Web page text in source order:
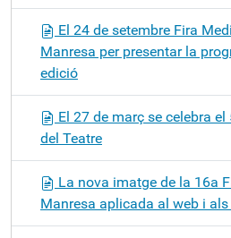
El 24 de setembre Fira
Manresa per presentar la
edició
El 27 de març se celebra
del Teatre
La nova imatge de la 16a
Manresa aplicada al web i